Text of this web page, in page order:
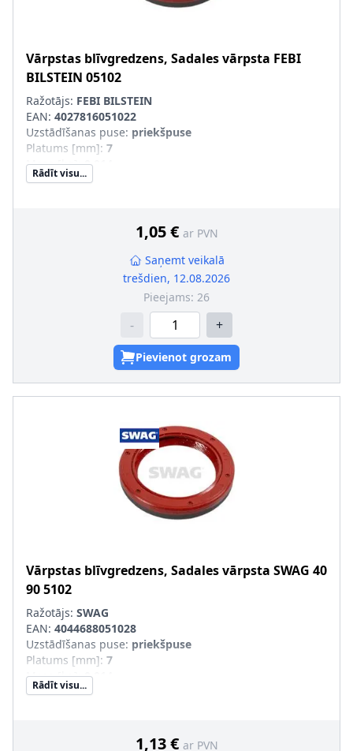
Vārpstas blīvgredzens, Sadales vārpsta FEBI
BILSTEIN 05102
Ražotājs: FEBI BILSTEIN
EAN: 4027816051022
Uzstādīšanas puse: priekšpuse
Platums [mm]: 7
Masa [kg]:0,014
Iekšējais diametrs [mm]
Rādīt visu...
1,05 € ar PVN
Saņemt veikalā
trešdien, 12.08.2026
Pieejams: 26
- +
Pievienot grozam
Vārpstas blīvgredzens, Sadales vārpsta SWAG 40
90 5102
Ražotājs: SWAG
EAN: 4044688051028
Uzstādīšanas puse: priekšpuse
Platums [mm]: 7
Masa [kg]:0,014
Iekšējais diametrs [mm]
Rādīt visu...
1,13 € ar PVN